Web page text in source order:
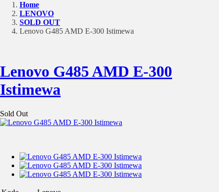
Home
LENOVO
SOLD OUT
Lenovo G485 AMD E-300 Istimewa
Lenovo G485 AMD E-300
Istimewa
Sold Out